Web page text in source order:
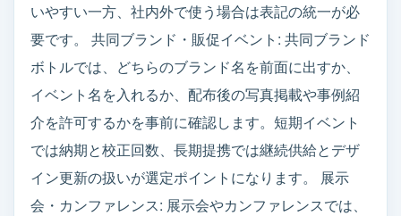
いやすい一方、社内外で使う場合は表記の統一が必
要です。 共同ブランド・販促イベント: 共同ブランド
ボトルでは、どちらのブランド名を前面に出すか、
イベント名を入れるか、配布後の写真掲載や事例紹
介を許可するかを事前に確認します。短期イベント
では納期と校正回数、長期提携では継続供給とデザ
イン更新の扱いが選定ポイントになります。 展示
会・カンファレンス: 展示会やカンファレンスでは、